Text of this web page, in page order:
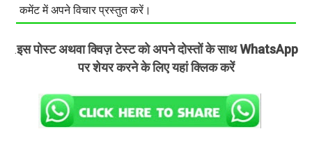
कमेंट में अपने विचार प्रस्तुत करें।
.इस पोस्ट अथवा क्विज़ टेस्ट को अपने दोस्तों के साथ WhatsApp
पर शेयर करने के लिए यहां क्लिक करें